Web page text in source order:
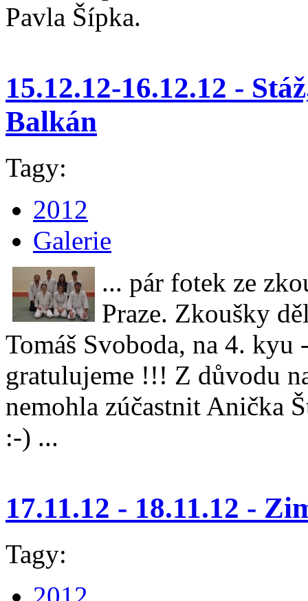
Pavla Šípka.
15.12.12-16.12.12 -
Balkán
Tagy:
2012
Galerie
... pár fotek ze
Praze. Zkoušky
Tomáš Svoboda, na 4.
gratulujeme !!! Z důvodu
nemohla zúčastnit Anička
:-) ...
17.11.12 - 18.11.12 -
Tagy: